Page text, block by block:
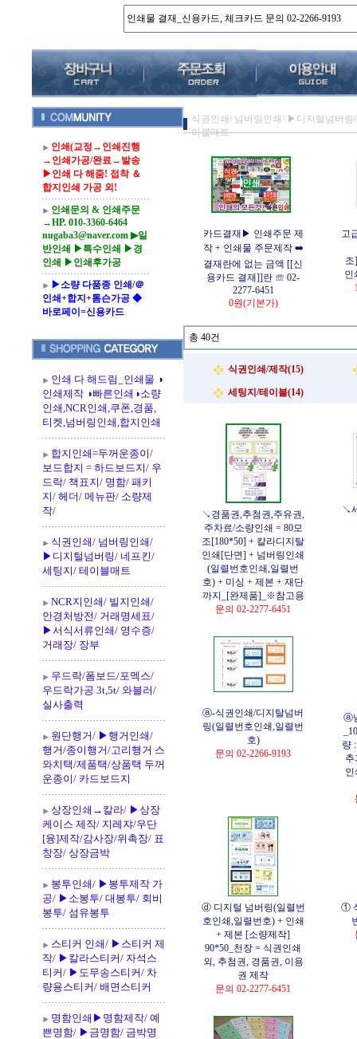
인쇄(교정→인쇄진행
→인쇄가공/완료→발송
▶인쇄 다 해줌! 접착 ＆
합지인쇄 가공 외!
인쇄문의 & 인쇄주문
→HP. 010-3360-6464
nugaba3@naver.com ▶일
반인쇄 ▶특수인쇄 ▶경
인쇄 ▶인쇄후가공
▶소량 다품종 인쇄/＠
인쇄+합지+톰슨가공 ◆
바로페이=신용카드
인쇄 다 해드림_인쇄물 ◑
인쇄제작 ◑빠른인쇄◑소량
인쇄,NCR인쇄,쿠폰,경품,
티켓,넘버링인쇄,합지인쇄
합지인쇄=두꺼운종이/
보드합지 = 하드보드지/ 우
드락/ 책표지/ 명함/ 패키
지/ 헤더/ 메뉴판/ 소량제
작/
식권인쇄/ 넘버링인쇄/
▶디지털넘버링/ 네프킨/
세팅지/ 테이블매트
NCR지인쇄/ 빌지인쇄/
안경처방전/ 거래명세표/
▶서식서류인쇄/ 영수증/
거래장/ 장부
우드락/폼보드/포멕스/
우드락가공 3t,5t/ 와블러/
실사출력
원단행거/ ▶행거인쇄/
행거/종이행거/고리행거 스
와치택/제품택/상품택 두꺼
운종이/ 카드보드지
상장인쇄→칼라/ ▶상장
케이스 제작/ 지레쟈/우단
[융]제작/감사장/위촉장/ 표
창장/ 상장금박
봉투인쇄/ ▶봉투제작 가
공/ ▶소봉투/ 대봉투/ 회비
봉투/ 섬유봉투
스티커 인쇄/ ▶스티커 제
작/ ▶칼라스티커/ 자석스
티커/ ▶도무송스티커/ 차
량용스티커/ 배면스티커
명함인쇄▶명함제작/ 예
쁜명함/ ▶금명함/ 금박명
식권인쇄/ 넘버링인쇄/ ▶디지털넘버링
이블매트
카드결재▶ 인쇄주문 제
작 + 인쇄물 주문제작 ➡️
결재란에 없는 금액 [[신
용카드 결재]]란 ☏ 02-
2277-6451
0원(기본가)
고
조
인
총 40건
식권인쇄/제작(15)
세팅지/테이블(14)
↘경품권,추첨권,주유권,
주차료/소량인쇄 = 80모
조[180*50] + 칼라디지탈
인쇄[단면] + 넘버링인쇄
(일렬번호인쇄,일렬번
호) + 미싱 + 제본 + 재단
까지_[완제품]_※참고용
문의 02-2277-6451
↘
ⓐ-식권인쇄/디지탈넘버
링(일렬번호인쇄,일렬번
호)
문의 02-2266-9193
ⓐ
량
추
ⓓ 디지털 넘버링(일렬번
호인쇄,일렬번호) + 인쇄
+ 제본 [소량제작]
90*50_천장 = 식권인쇄
외, 추첨권, 경품권, 이용
권 제작
문의 02-2277-6451
①